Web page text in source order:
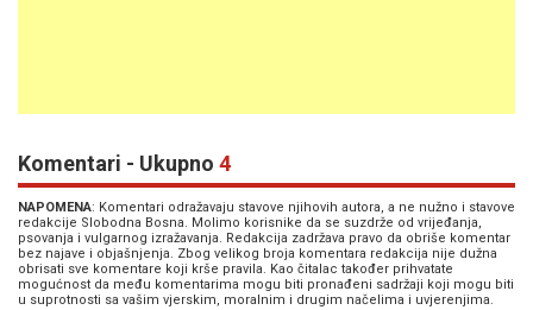
Komentari - Ukupno 4
NAPOMENA: Komentari odražavaju stavove njihovih autora, a ne nužno i stavove
redakcije Slobodna Bosna. Molimo korisnike da se suzdrže od vrijeđanja,
psovanja i vulgarnog izražavanja. Redakcija zadržava pravo da obriše komentar
bez najave i objašnjenja. Zbog velikog broja komentara redakcija nije dužna
obrisati sve komentare koji krše pravila. Kao čitalac također prihvatate
mogućnost da među komentarima mogu biti pronađeni sadržaji koji mogu biti
u suprotnosti sa vašim vjerskim, moralnim i drugim načelima i uvjerenjima.